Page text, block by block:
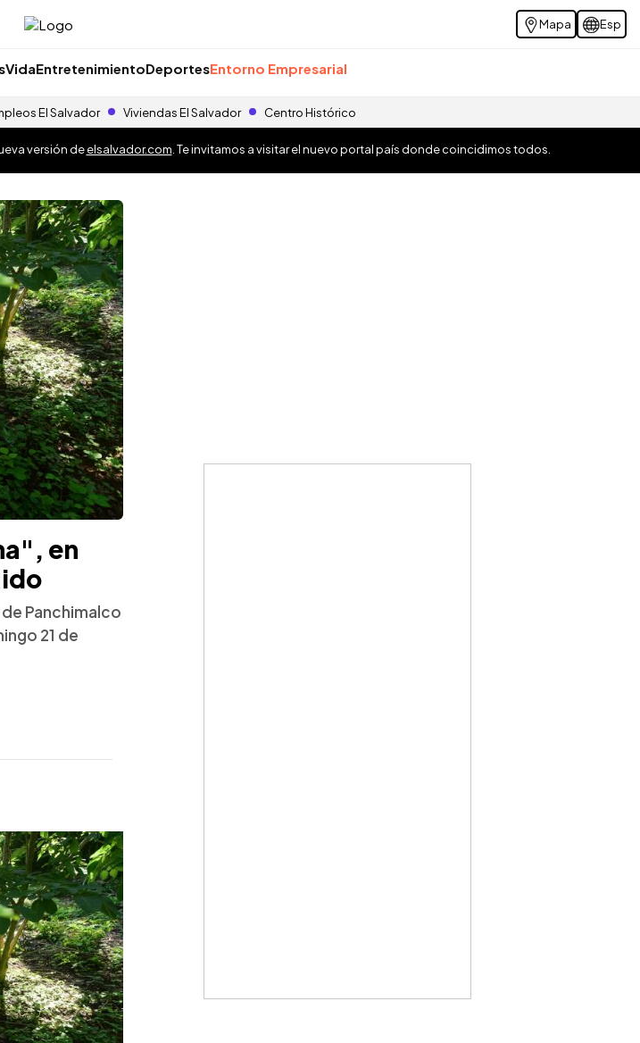
Mapa Esp
VidaEntretenimientoDeportesEntorno Empresarial
El Salvador Viviendas El Salvador Centro Histórico
versión deelsalvador.com . Te invitamos a visitar el nuevo portal país donde coincidimos todos.
en
Panchimalco
21 de